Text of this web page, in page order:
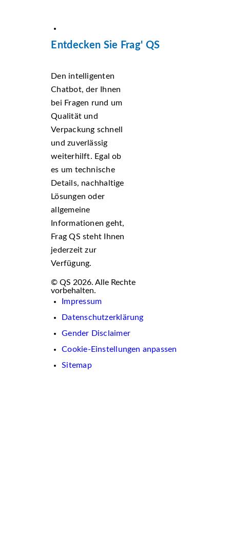
Entdecken Sie Frag' QS
Den intelligenten
Chatbot, der Ihnen
bei Fragen rund um
Qualität und
Verpackung schnell
und zuverlässig
weiterhilft. Egal ob
es um technische
Details, nachhaltige
Lösungen oder
allgemeine
Informationen geht,
Frag QS steht Ihnen
jederzeit zur
Verfügung.
© QS 2026. Alle Rechte
vorbehalten.
Impressum
Datenschutzerklärung
Gender Disclaimer
Cookie-Einstellungen anpassen
Sitemap